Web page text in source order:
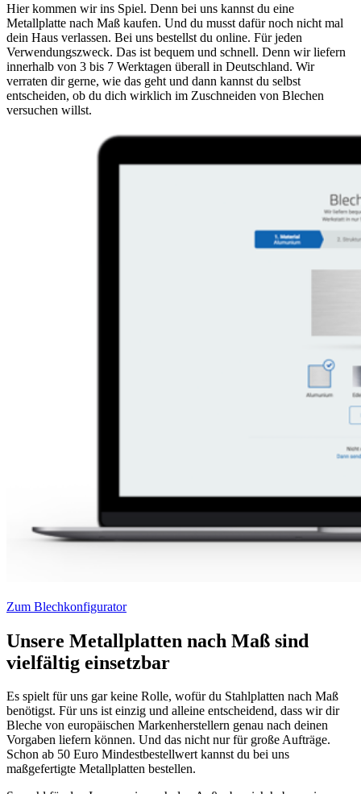
Hier kommen wir ins Spiel. Denn bei uns kannst du eine
Metallplatte nach Maß kaufen. Und du musst dafür noch nicht mal
dein Haus verlassen. Bei uns bestellst du online. Für jeden
Verwendungszweck. Das ist bequem und schnell. Denn wir liefern
innerhalb von 3 bis 7 Werktagen überall in Deutschland. Wir
verraten dir gerne, wie das geht und dann kannst du selbst
entscheiden, ob du dich wirklich im Zuschneiden von Blechen
versuchen willst.
Zum Blechkonfigurator
Unsere Metallplatten nach Maß sind
vielfältig einsetzbar
Es spielt für uns gar keine Rolle, wofür du Stahlplatten nach Maß
benötigst. Für uns ist einzig und alleine entscheidend, dass wir dir
Bleche von europäischen Markenherstellern genau nach deinen
Vorgaben liefern können. Und das nicht nur für große Aufträge.
Schon ab 50 Euro Mindestbestellwert kannst du bei uns
maßgefertigte Metallplatten bestellen.